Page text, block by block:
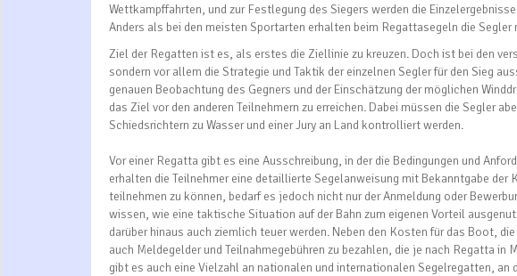
Wettkampffahrten, und zur Festlegung des Siegers werden die
Anders als bei den meisten Sportarten erhalten beim Regattasegeln die
Ziel der Regatten ist es, als erstes die Ziellinie zu kreuzen. Doch ist bei den
sondern vor allem die Strategie und Taktik der einzelnen Segler für den Sieg
genauen Beobachtung des Gegners und der Einschätzung der möglichen
das Ziel vor den anderen Teilnehmern zu erreichen. Dabei müssen die Segler
Schiedsrichtern zu Wasser und einer Jury an Land kontrolliert werden.
Vor einer Regatta gibt es eine Ausschreibung, in der die Bedingungen und
erhalten die Teilnehmer eine detaillierte Segelanweisung mit Bekanntgabe der
teilnehmen zu können, bedarf es jedoch nicht nur der Anmeldung oder
wissen, wie eine taktische Situation auf der Bahn zum eigenen Vorteil
darüber hinaus auch ziemlich teuer werden. Neben den Kosten für das Boot,
auch Meldegelder und Teilnahmegebühren zu bezahlen, die je nach Regatta
gibt es auch eine Vielzahl an nationalen und internationalen Segelregatten, an